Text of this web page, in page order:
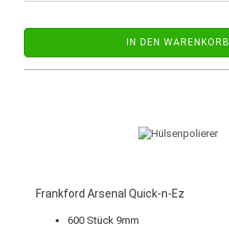
IN DEN WARENKORB
Frankford Arsenal Quick-n-Ez
600 Stück 9mm